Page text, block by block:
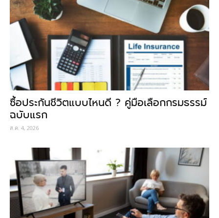
ซื้อประกันชีวิตแบบไหนดี ? คู่มือเลือกกรมธรรม์
ฉบับแรก
ส.ค. 4, 2026